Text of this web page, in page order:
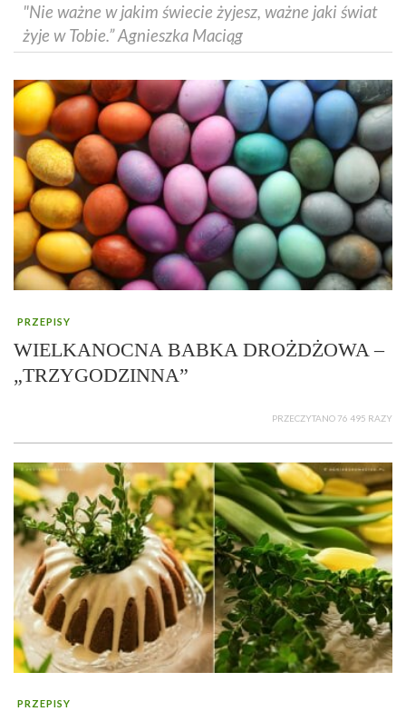
"Nie ważne w jakim świecie żyjesz, ważne jaki świat
żyje w Tobie.” Agnieszka Maciąg
PRZEPISY
WIELKANOCNA BABKA DROŻDŻOWA –
„TRZYGODZINNA”
PRZECZYTANO 76 495 RAZY
PRZEPISY